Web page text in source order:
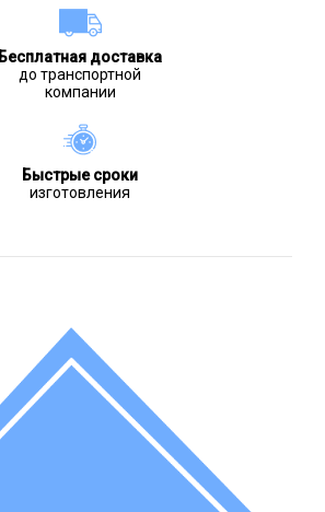
Бесплатная доставка
до транспортной
компании
Быстрые сроки
изготовления